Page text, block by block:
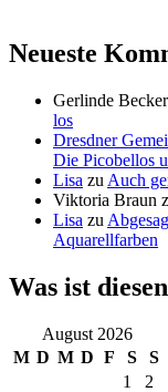
Neueste
Gerlinde Becker
los
Dresdner
Die Picobellos
Lisa zu Auch
Viktoria Braun
Lisa zu
Aquarellfarben
Was ist
August 2026
M D M D F S
S
1
2